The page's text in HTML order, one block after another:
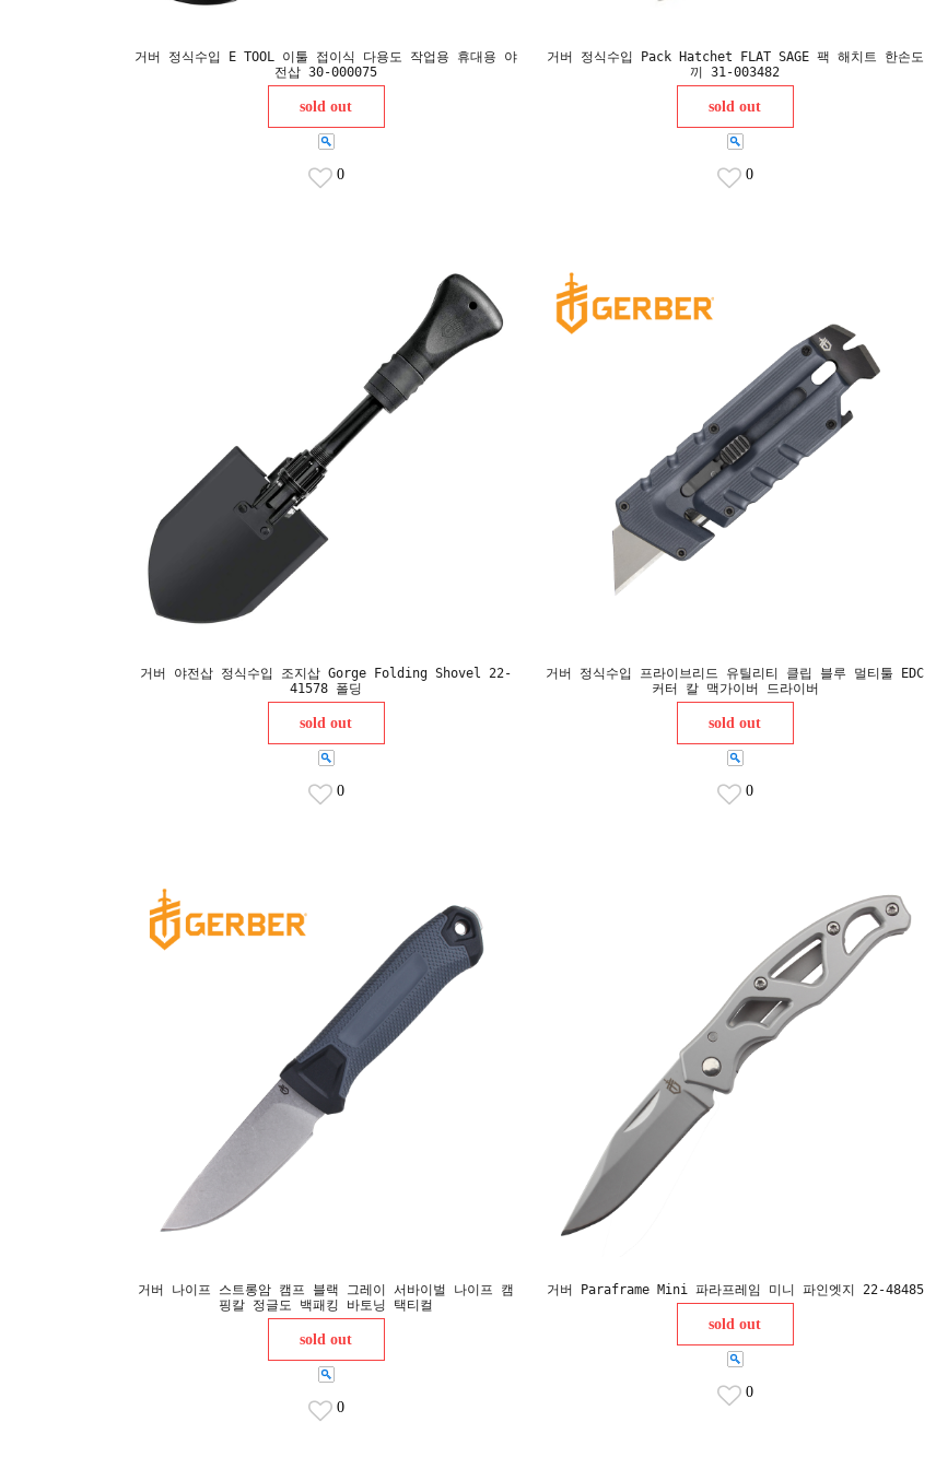
거버 정식수입 E TOOL 이툴 접이식 다용도 작업용 휴대용 야
전삽 30-000075
sold out
0
거버 정식수입 Pack Hatchet FLAT SAGE 팩 해치트 한손도
끼 31-003482
sold out
0
거버 야전삽 정식수입 조지삽 Gorge Folding Shovel 22-
41578 폴딩
sold out
0
거버 정식수입 프라이브리드 유틸리티 클립 블루 멀티툴 EDC
커터 칼 맥가이버 드라이버
sold out
0
거버 나이프 스트롱암 캠프 블랙 그레이 서바이벌 나이프 캠
핑칼 정글도 백패킹 바토닝 택티컬
sold out
0
거버 Paraframe Mini 파라프레임 미니 파인엣지 22-48485
sold out
0